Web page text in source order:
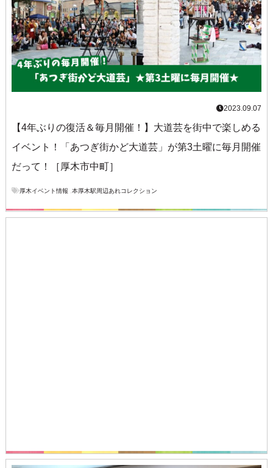
2023.09.07
【4年ぶりの復活＆毎月開催！】大道芸を街中で楽しめる
イベント！「あつぎ街かど大道芸」が第3土曜に毎月開催
だって！［厚木市中町］
厚木イベント情報 ,本厚木駅周辺あれコレクション